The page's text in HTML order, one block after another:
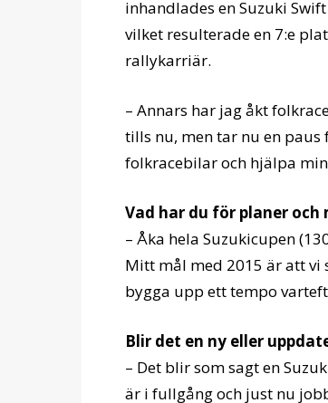
inhandlades en Suzuki
vilket resulterade en 7:e
rallykarriär.
– Annars har jag åkt
tills nu, men tar nu en
folkracebilar och hjälpa
Vad har du för planer och
– Åka hela Suzukicupen
Mitt mål med 2015 är att
bygga upp ett tempo
Blir det en ny eller
– Det blir som sagt en
är i fullgång och just nu